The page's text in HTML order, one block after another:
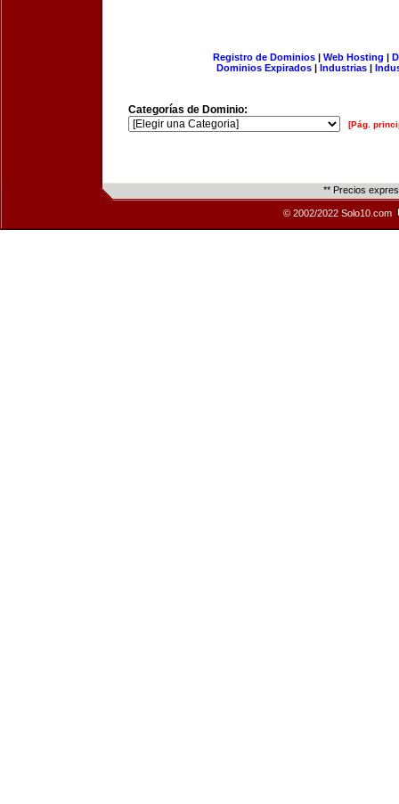
Registro de Dominios| Web Hosting |
Dominios Expirados | Industrias |
Categorías de Dominio:
[Pág.
** Precios
© 2002/2022 Solo10.com